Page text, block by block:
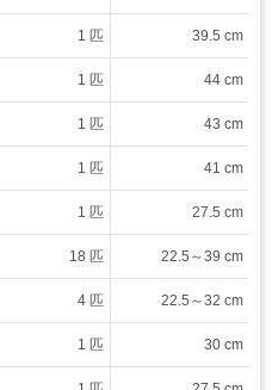
1 匹 39.5 cm
1 匹 44 cm
1 匹 43 cm
1 匹 41 cm
1 匹 27.5 cm
18 匹 22.5～39 cm
4 匹 22.5～32 cm
1 匹 30 cm